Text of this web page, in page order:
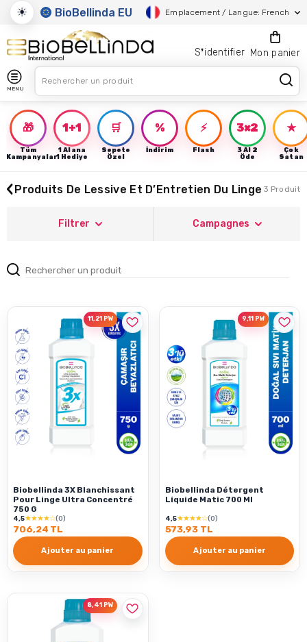
☀ BioBellinda EU Emplacement / Langue: French
S❜identifier Mon panier
MENU
🎁
Tüm
Kampanyalar
1+1
1 Alana
1 Hediye
🛒
Sepete
Özel
%
İndirim
⚡
Flash
3×2
3 Al 2
Öde
★
Çok
Satan
Produits De Lessive Et D’Entretien Du Linge 3 Produit
Filtrer Campagnes
11,21 PW
Biobellinda 3X Blanchissant
Pour Linge Ultra Concentré
750 G
4,5★★★★☆(0)
706,24 TL
Ajouter au panier
9,11 PW
Biobellinda Détergent
Liquide Matic 700 Ml
4,5★★★★☆(0)
573,93 TL
Ajouter au panier
8,41 PW